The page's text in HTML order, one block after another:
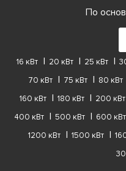
По
16 кВт 20 кВт 25 кВт
70 кВт
75 кВт 80 кВт
160 кВт
180 кВт 200 кВт
400 кВт
500 кВт 600 кВт
1200 кВт
1500 кВт